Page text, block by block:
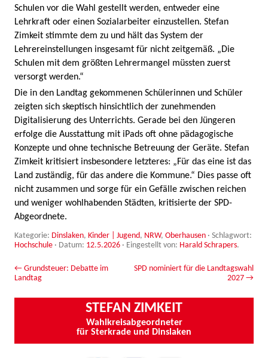
Schulen vor die Wahl gestellt werden, entweder eine
Lehrkraft oder einen Sozialarbeiter einzustellen. Stefan
Zimkeit stimmte dem zu und hält das System der
Lehrereinstellungen insgesamt für nicht zeitgemäß. „Die
Schulen mit dem größten Lehrermangel müssten zuerst
versorgt werden.“
Die in den Landtag gekommenen Schülerinnen und Schüler
zeigten sich skeptisch hinsichtlich der zunehmenden
Digitalisierung des Unterrichts. Gerade bei den Jüngeren
erfolge die Ausstattung mit iPads oft ohne pädagogische
Konzepte und ohne technische Betreuung der Geräte. Stefan
Zimkeit kritisiert insbesondere letzteres: „Für das eine ist das
Land zuständig, für das andere die Kommune.“ Dies passe oft
nicht zusammen und sorge für ein Gefälle zwischen reichen
und weniger wohlhabenden Städten, kritisierte der SPD-
Abgeordnete.
Kategorie: Dinslaken, Kinder | Jugend, NRW, Oberhausen · Schlagwort:
Hochschule · Datum: 12.5.2026 · Eingestellt von: Harald Schrapers.
Beitrags-Navigation
← Grundsteuer: Debatte im
Landtag
SPD nominiert für die Landtagswahl
2027 →
STEFAN ZIMKEIT
Wahlkreisabgeordneter
für Sterkrade und Dinslaken